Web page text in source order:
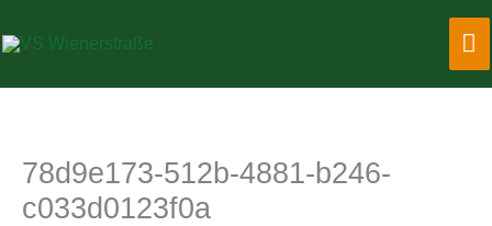
Inhalt
78d9e173-512b-4881-b246-
c033d0123f0a